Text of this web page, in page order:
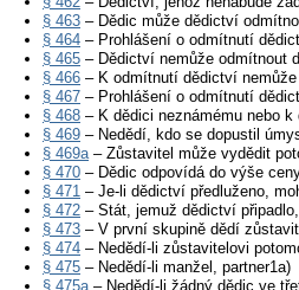
§ 463 – Dědic může dědictví
§ 464 – Prohlášení o odmítnutí
§ 465 – Dědictví nemůže odmítnout
§ 466 – K odmítnutí dědictví nemůže
§ 467 – Prohlášení o odmítnutí
§ 468 – K dědici neznámému nebo k
§ 469 – Nedědí, kdo se dopustil
§ 469a– Zůstavitel může vydědit
§ 470 – Dědic odpovídá do výše
§ 471 – Je-li dědictví předluženo,
§ 472 – Stát, jemuž dědictví
§ 473 – V první skupině dědí
§ 474 – Nedědí-li zůstavitelovi
§ 475 – Nedědí-li manžel, partner1a)
§ 475a– Nedědí-li žádný dědic ve